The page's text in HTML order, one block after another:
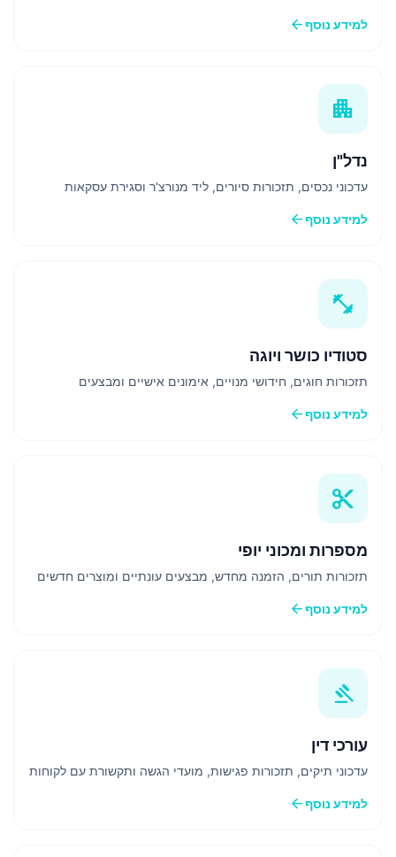
למידע נוסףarrow_back
apartment
נדל"ן
עדכוני נכסים, תזכורות סיורים, ליד מנורצ'ר וסגירת עסקאות
למידע נוסףarrow_back
fitness_center
סטודיו כושר ויוגה
תזכורות חוגים, חידושי מנויים, אימונים אישיים ומבצעים
למידע נוסףarrow_back
content_cut
מספרות ומכוני יופי
תזכורות תורים, הזמנה מחדש, מבצעים עונתיים ומוצרים חדשים
למידע נוסףarrow_back
gavel
עורכי דין
עדכוני תיקים, תזכורות פגישות, מועדי הגשה ותקשורת עם לקוחות
למידע נוסףarrow_back